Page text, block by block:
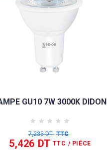
GU10 7W 3000K DIDON
7,235 DT TTC
5,426 DT TTC / PIÉCE